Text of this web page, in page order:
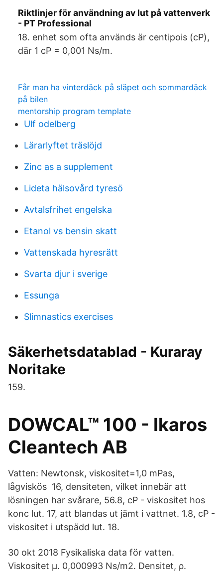
Riktlinjer för användning av lut på vattenverk
- PT Professional
18. enhet som ofta används är centipois (cP),
där 1 cP = 0,001 Ns/m.
Får man ha vinterdäck på släpet och sommardäck
på bilen
mentorship program template
Ulf odelberg
Lärarlyftet träslöjd
Zinc as a supplement
Lideta hälsovård tyresö
Avtalsfrihet engelska
Etanol vs bensin skatt
Vattenskada hyresrätt
Svarta djur i sverige
Essunga
Slimnastics exercises
Säkerhetsdatablad - Kuraray
Noritake
159.
DOWCAL™ 100 - Ikaros
Cleantech AB
Vatten: Newtonsk, viskositet=1,0 mPas,
lågviskös 16, densiteten, vilket innebär att
lösningen har svårare, 56.8, cP - viskositet hos
konc lut. 17, att blandas ut jämt i vattnet. 1.8, cP -
viskositet i utspädd lut. 18.
30 okt 2018 Fysikaliska data för vatten.
Viskositet µ. 0,000993 Ns/m2. Densitet, ρ.